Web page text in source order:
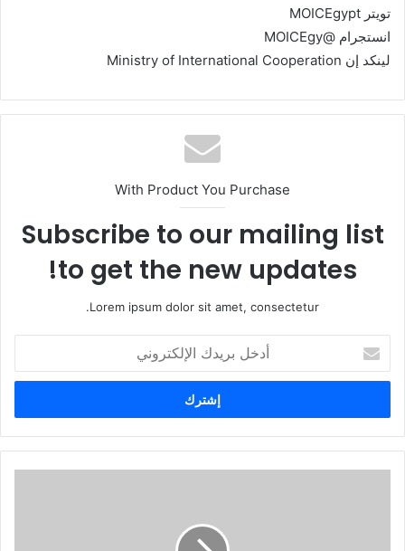
تويتر MOICEgypt
انستجرام @MOICEgy
لينكد إن Ministry of International Cooperation
With Product You Purchase
Subscribe to our mailing list
to get the new updates!
Lorem ipsum dolor sit amet, consectetur.
خ
ب
ر